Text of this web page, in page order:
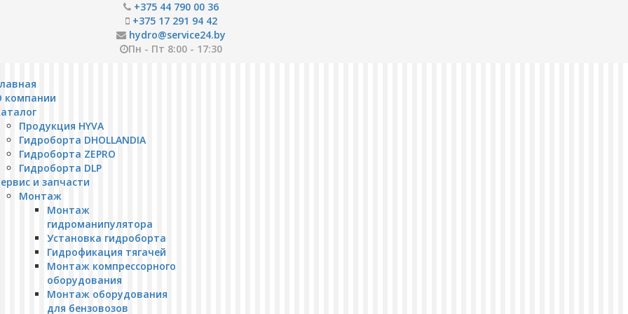
+375 44 790 00 36
+375 17 291 94 42
hydro@service24.by
Пн - Пт 8:00 - 17:30
компании
Продукция HYVA
Гидроборта DHOLLANDIA
Гидроборта ZEPRO
Гидроборта DLP
и запчасти
Монтаж
Монтаж
гидроманипулятора
Установка гидроборта
Гидрофикация тягачей
Монтаж компрессорного
оборудования
Монтаж оборудования
для бензовозов